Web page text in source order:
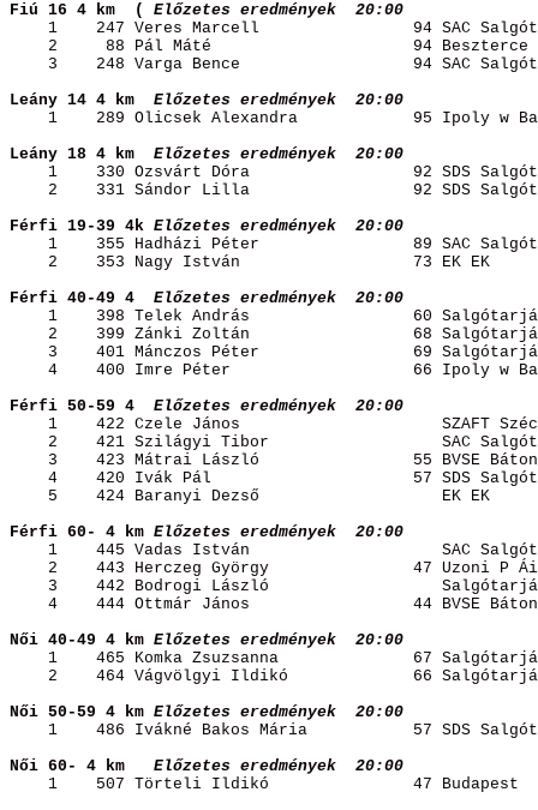
Fiú 16 4 km
( Előzetes eredmények
20:00
1
247 Veres Marcell 94 SAC
2
88 Pál Máté 94 Beszterce
3
248 Varga Bence 94 SAC
Leány 14 4 km Előzetes eredmények
20:00
1
289 Olicsek Alexandra 95 Ipoly w
Leány 18 4 km Előzetes eredmények
20:00
1
330 Ozsvárt Dóra 92 SDS
2
331 Sándor Lilla 92 SDS
Férfi 19-39 4k Előzetes eredmények 20:00
1
355 Hadházi Péter 89 SAC
2
353 Nagy István 73 EK EK
Férfi 40-49 4 Előzetes eredmények
20:00
1
398 Telek András 60
2
399 Zánki Zoltán 68
3
401 Mánczos Péter 69
4
400 Imre Péter 66 Ipoly w
Férfi 50-59 4 Előzetes eredmények
20:00
1
422 Czele János SZAFT
2
421 Szilágyi Tibor SAC
3
423 Mátrai László 55 BVSE
4
420 Ivák Pál 57 SDS
5
424 Baranyi Dezső EK EK
Férfi 60- 4 km Előzetes eredmények 20:00
1
445 Vadas István SAC
2
443 Herczeg György 47 Uzoni P Ái
3
442 Bodrogi László
4
444 Ottmár János 44 BVSE
Női 40-49 4 km Előzetes eredmények 20:00
1
465 Komka Zsuzsanna 67
2
464 Vágvölgyi Ildikó 66
Női 50-59 4 km Előzetes eredmények 20:00
1
486 Ivákné Bakos Mária 57 SDS
Női 60- 4 km Előzetes eredmények
20:00
1
507 Törteli Ildikó 47 Budapest